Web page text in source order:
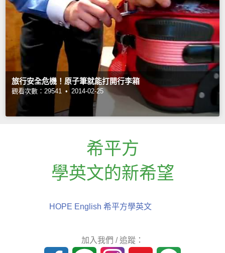
旅行安全危機！原子筆就能打開行李箱
觀看次數：29541 • 2014-02-25
希平方
學英文的新希望
HOPE English 希平方學英文
加入我們 / 追蹤：